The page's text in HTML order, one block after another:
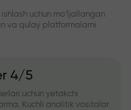
uchun mo‘ljallangan
va qulay platformalarni
4/5
uchun yetakchi
Kuchli analitik vositalar